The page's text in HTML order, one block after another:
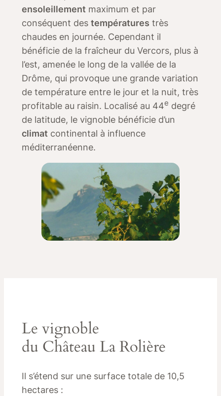
ensoleillement maximum et par
conséquent des températures très
chaudes en journée. Cependant il
bénéficie de la fraîcheur du Vercors, plus à
l’est, amenée le long de la vallée de la
Drôme, qui provoque une grande variation
de température entre le jour et la nuit, très
profitable au raisin. Localisé au 44e degré
de latitude, le vignoble bénéficie d’un
climat continental à influence
méditerranéenne.
Le vignoble
du Château La Rolière
Il s’étend sur une surface totale de 10,5
hectares :